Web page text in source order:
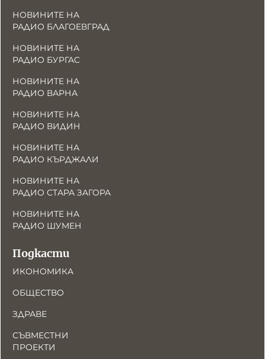
НОВИНИТЕ НА
РАДИО БЛАГОЕВГРАД
НОВИНИТЕ НА
РАДИО БУРГАС
НОВИНИТЕ НА
РАДИО ВАРНА
НОВИНИТЕ НА
РАДИО ВИДИН
НОВИНИТЕ НА
РАДИО КЪРДЖАЛИ
НОВИНИТЕ НА
РАДИО СТАРА ЗАГОРА
НОВИНИТЕ НА
РАДИО ШУМЕН
Подкасти
ИКОНОМИКА
ОБЩЕСТВО
ЗДРАВЕ
СЪВМЕСТНИ
ПРОЕКТИ